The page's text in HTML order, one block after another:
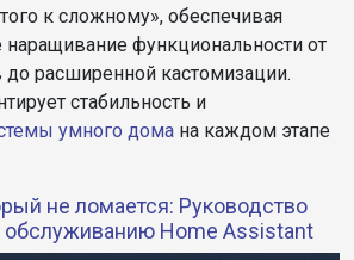
к сложному», обеспечивая
наращивание функциональности от
до расширенной кастомизации.
стабильность и
умного дома на каждом этапе
не ломается: Руководство
обслуживанию Home Assistant